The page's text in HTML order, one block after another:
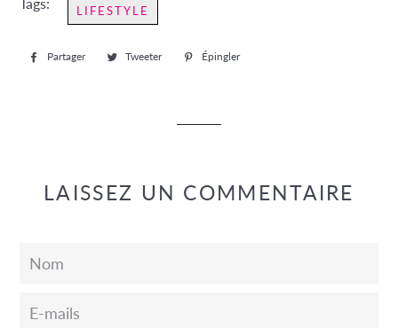
Tags: LIFESTYLE
Partager
PartagerTweeter
TweeterÉpingler
LAISSEZ UN COMMENTAIRE
Nom
E-